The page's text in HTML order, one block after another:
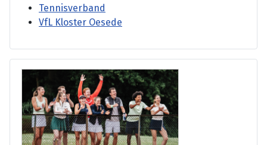
Tennisverband
VfL Kloster Oesede